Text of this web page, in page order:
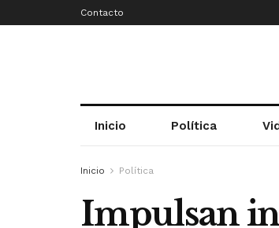
Contacto
Inicio Política
Inicio Política
Impulsan